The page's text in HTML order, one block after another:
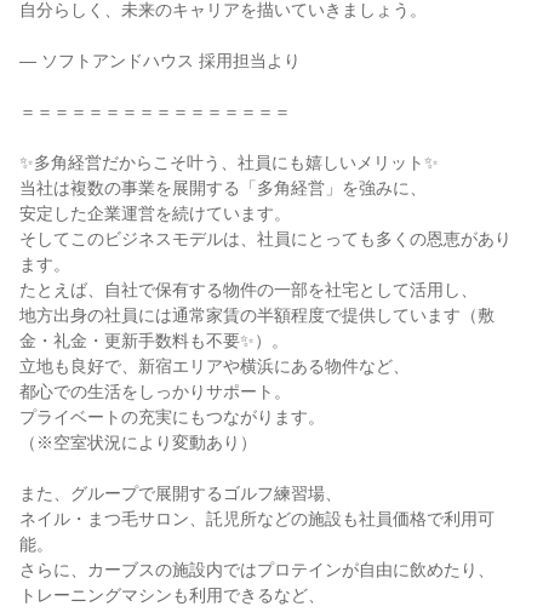
自分らしく、未来のキャリアを描いていきましょう。
— ソフトアンドハウス 採用担当より
＝＝＝＝＝＝＝＝＝＝＝＝＝＝＝＝
✨多角経営だからこそ叶う、社員にも嬉しいメリット✨
当社は複数の事業を展開する「多角経営」を強みに、
安定した企業運営を続けています。
そしてこのビジネスモデルは、社員にとっても多くの恩恵があり
ます。
たとえば、自社で保有する物件の一部を社宅として活用し、
地方出身の社員には通常家賃の半額程度で提供しています（敷
金・礼金・更新手数料も不要✨）。
立地も良好で、新宿エリアや横浜にある物件など、
都心での生活をしっかりサポート。
プライベートの充実にもつながります。
（※空室状況により変動あり）
また、グループで展開するゴルフ練習場、
ネイル・まつ毛サロン、託児所などの施設も社員価格で利用可
能。
さらに、カーブスの施設内ではプロテインが自由に飲めたり、
トレーニングマシンも利用できるなど、